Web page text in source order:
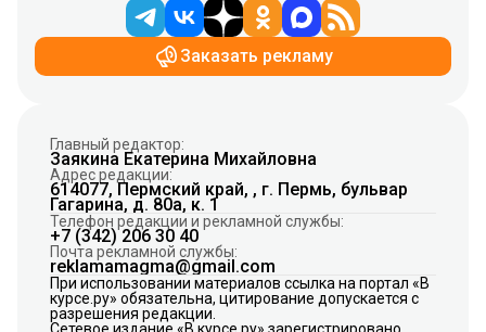
Заказать рекламу
Главный редактор:
Заякина Екатерина Михайловна
Адрес редакции:
614077, Пермский край, , г. Пермь, бульвар
Гагарина, д. 80а, к. 1
Телефон редакции и рекламной службы:
+7 (342) 206 30 40
Почта рекламной службы:
reklamamagma@gmail.com
При использовании материалов ссылка на портал «В
курсе.ру» обязательна, цитирование допускается с
разрешения редакции.
Сетевое издание «В курсе.ру» зарегистрировано